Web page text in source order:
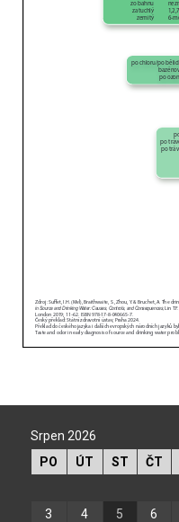
Srpen 2026
PO
ÚT ST ČT
3
4 5 6